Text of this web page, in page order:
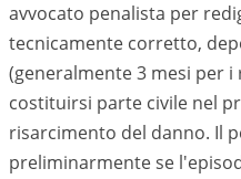
avvocato penalista per
tecnicamente corretto,
(generalmente 3 mesi per
costituirsi parte civile nel
risarcimento del danno. Il
preliminarmente se